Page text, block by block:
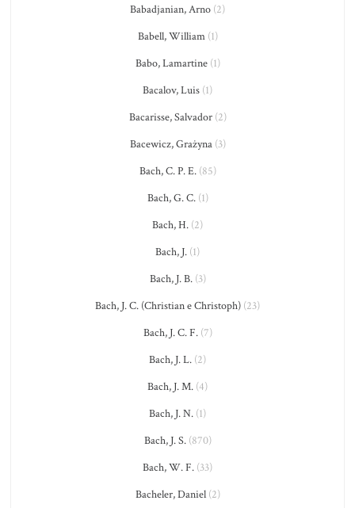
Babadjanian, Arno (2)
Babell, William(1)
Babo, Lamartine(1)
Bacalov, Luis (1)
Bacarisse, Salvador(2)
Bacewicz, Grażyna(3)
Bach, C. P. E.(85)
Bach, G. C.(1)
Bach, H. (2)
Bach, J. (1)
Bach, J. B.(3)
Bach, J. C. (Christian e Christoph) (23)
Bach, J. C. F.(7)
Bach, J. L. (2)
Bach, J. M. (4)
Bach, J. N. (1)
Bach, J. S.(870)
Bach, W. F. (33)
Bacheler, Daniel(2)